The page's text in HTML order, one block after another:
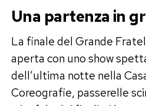
Una partenza in
La finale del Grande
aperta con uno show
dell’ultima notte nella
Coreografie, passerelle